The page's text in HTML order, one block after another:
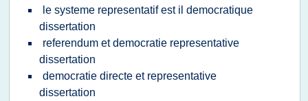
le systeme representatif est il democratique
dissertation
referendum et democratie representative
dissertation
democratie directe et representative
dissertation